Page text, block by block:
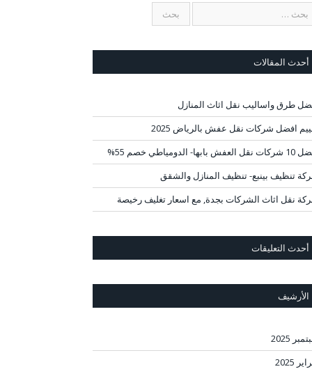
أحدث المقالات
طرق واساليب نقل اثاث المنازل
افضل شركات نقل عفش بالرياض 2025
بابها- الدومياطي خصم 55%
تنظيف بينبع- تنظيف المنازل والشقق
نقل اثاث الشركات بجدة, مع اسعار تغليف رخيصة
أحدث التعليقات
الأرشيف
2025
2025